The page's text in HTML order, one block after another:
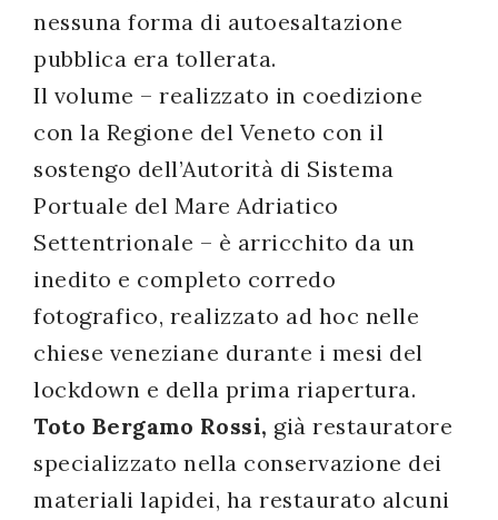
nessuna forma di autoesaltazione
pubblica era tollerata.
Il volume – realizzato in coedizione
con la Regione del Veneto con il
sostengo dell’Autorità di Sistema
Portuale del Mare Adriatico
Settentrionale – è arricchito da un
inedito e completo corredo
fotografico, realizzato ad hoc nelle
chiese veneziane durante i mesi del
lockdown e della prima riapertura.
Toto Bergamo Rossi, già restauratore
specializzato nella conservazione dei
materiali lapidei, ha restaurato alcuni